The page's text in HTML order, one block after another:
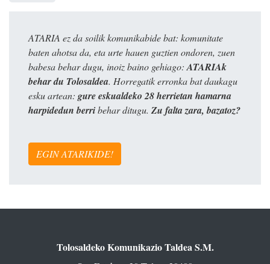
ATARIA ez da soilik komunikabide bat: komunitate
baten ahotsa da, eta urte hauen guztien ondoren, zuen
babesa behar dugu, inoiz baino gehiago:ATARIAk
behar du Tolosaldea. Horregatik erronka bat daukagu
esku artean: gure eskualdeko 28 herrietan hamarna
harpidedun berribehar ditugu. Zu falta zara, bazatoz?
EGIN ATARIKIDE!
Tolosaldeko Komunikazio Taldea S.M.